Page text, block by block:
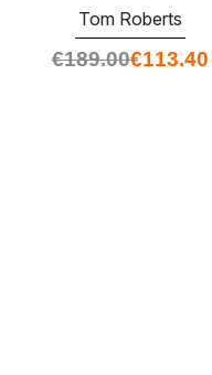
Tom Roberts
€189.00€113.40